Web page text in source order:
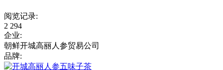
阅览记录:
2 294
企业:
朝鲜开城高丽人参贸易公司
品牌: